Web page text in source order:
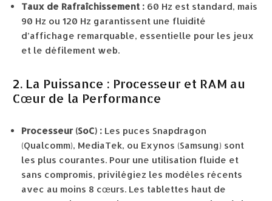
Taux de Rafraîchissement : 60 Hz est standard, mais
90 Hz ou 120 Hz garantissent une fluidité
d’affichage remarquable, essentielle pour les jeux
et le défilement web.
2. La Puissance : Processeur et RAM au
Cœur de la Performance
Processeur (SoC) : Les puces Snapdragon
(Qualcomm), MediaTek, ou Exynos (Samsung) sont
les plus courantes. Pour une utilisation fluide et
sans compromis, privilégiez les modèles récents
avec au moins 8 cœurs. Les tablettes haut de